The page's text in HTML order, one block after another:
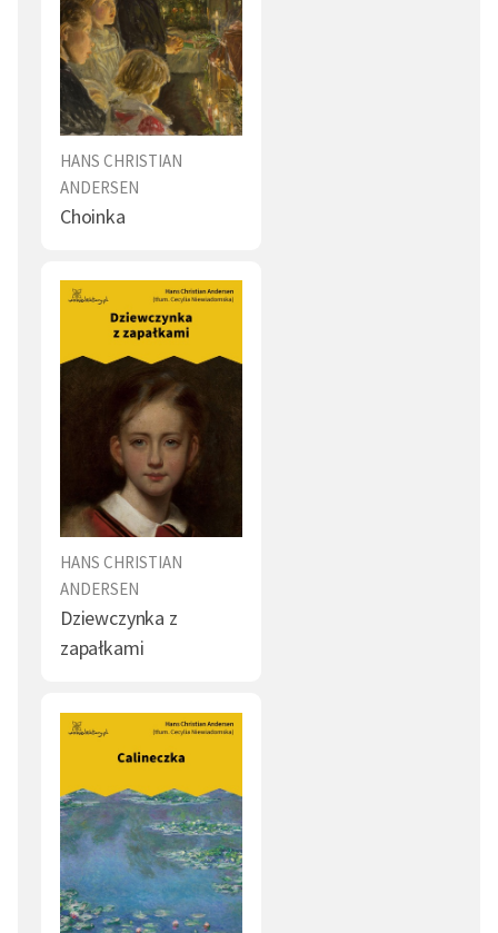
HANS CHRISTIAN
ANDERSEN
Choinka
HANS CHRISTIAN
ANDERSEN
Dziewczynka z
zapałkami